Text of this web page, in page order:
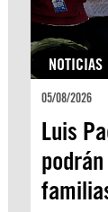
NOTICIAS
05/08/2026
Luis